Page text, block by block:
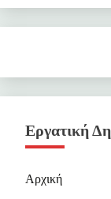
Εργατική
Αρχική